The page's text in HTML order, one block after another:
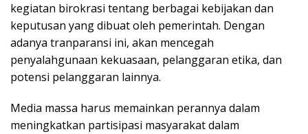
kegiatan birokrasi tentang berbagai kebijakan dan
keputusan yang dibuat oleh pemerintah. Dengan
adanya tranparansi ini, akan mencegah
penyalahgunaan kekuasaan, pelanggaran etika, dan
potensi pelanggaran lainnya.
Media massa harus memainkan perannya dalam
meningkatkan partisipasi masyarakat dalam